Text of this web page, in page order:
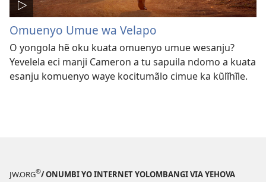
Omuenyo Umue wa Velapo
O yongola hẽ oku kuata omuenyo umue wesanju?
Yevelela eci manji Cameron a tu sapuila ndomo a kuata
esanju komuenyo waye kocitumãlo cimue ka kũlĩhĩle.
JW.ORG®/ ONUMBI YO INTERNET YOLOMBANGI VIA YEHOVA